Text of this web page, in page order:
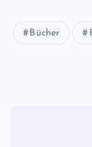
Bücher